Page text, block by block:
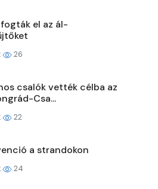
el az ál-
26
csalók vették célba az
Csa...
22
a strandokon
24